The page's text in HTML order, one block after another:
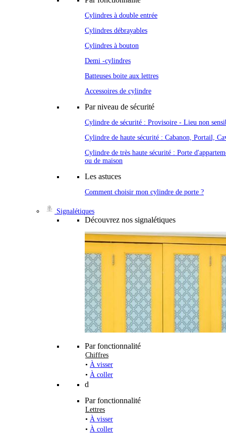
Cylindres à double entrée
Cylindres débrayables
Cylindres à bouton
Demi -cylindres
Batteuses boite aux lettres
Accessoires de cylindre
Par niveau de sécurité
Cylindre de sécurité : Provisoire - Lieu non
Cylindre de haute sécurité : Cabanon, Portail,
Cylindre de très haute sécurité : Porte
ou de maison
Les astuces
Comment choisir mon cylindre de porte ?
Signalétiques
Découvrez nos signalétiques
Par fonctionnalité
Chiffres
• À visser
• À coller
d
Par fonctionnalité
Lettres
• À visser
• À coller